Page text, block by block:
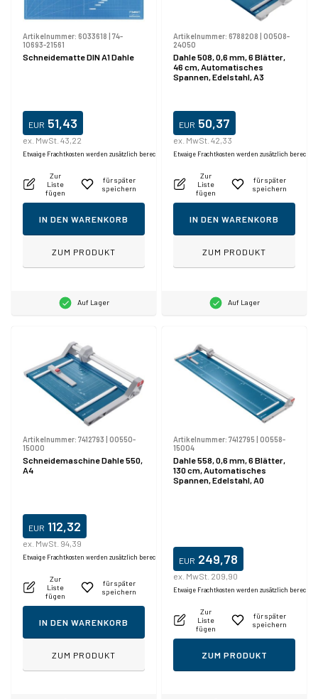
Artikelnummer: 6033618 | 74-
10693-21561
Schneidematte DIN A1 Dahle
EUR 51,43
ex. MwSt. 43,22
Etwaige Frachtkosten werden zusätzlich berechnet.
Zur
Liste
fügen
für später
speichern
IN DEN WARENKORB
ZUM PRODUKT
Auf Lager
Artikelnummer: 6788208 | 00508-
24050
Dahle 508, 0,6 mm, 6 Blätter,
46 cm, Automatisches
Spannen, Edelstahl, A3
EUR 50,37
ex. MwSt. 42,33
Etwaige Frachtkosten werden zusätzlich
Zur
Liste
fügen
für später
speichern
IN DEN WARENKORB
ZUM PRODUKT
Auf Lager
Artikelnummer: 7412793 | 00550-
15000
Schneidemaschine Dahle 550,
A4
EUR 112,32
ex. MwSt. 94,39
Etwaige Frachtkosten werden zusätzlich berechnet.
Zur
Liste
fügen
für später
speichern
IN DEN WARENKORB
ZUM PRODUKT
Artikelnummer: 7412795| 00558-
15004
Dahle 558, 0,6 mm, 6 Blätter,
130 cm, Automatisches
Spannen, Edelstahl, A0
EUR 249,78
ex. MwSt. 209,90
Etwaige Frachtkosten werden zusätzlich
Zur
Liste
fügen
für später
speichern
ZUM PRODUKT